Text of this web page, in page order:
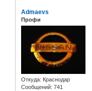
Admaevs
Профи
Откуда: Краснодар
Сообщений: 741